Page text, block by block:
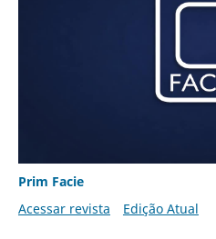
Prim Facie
Acessar revista
Edição Atual